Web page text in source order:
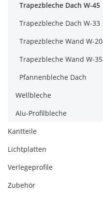
Trapezbleche Dach W-45
Trapezbleche Dach W-33
Trapezbleche Wand W-20
Trapezbleche Wand W-35
Pfannenbleche Dach
Wellbleche
Alu-Profilbleche
Kantteile
Lichtplatten
Verlegeprofile
Zubehör